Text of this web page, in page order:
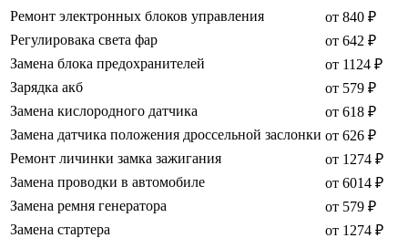
Ремонт электронных блоков управления
от 840 ₽
Регулировака света фар
от 642 ₽
Замена блока предохранителей
от 1124 ₽
Зарядка акб
от 579 ₽
Замена кислородного датчика
от 618 ₽
Замена датчика положения дроссельной заслонки от 626 ₽
Ремонт личинки замка зажигания
от 1274 ₽
Замена проводки в автомобиле
от 6014 ₽
Замена ремня генератора
от 579 ₽
Замена стартера
от 1274 ₽